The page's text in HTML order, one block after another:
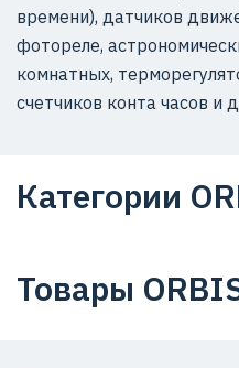
времени), датчиков
фотореле,
комнатных,
счетчиков конта часов и
Категории
Товары